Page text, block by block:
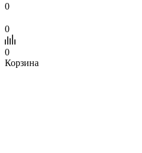
0
0
0
Корзина